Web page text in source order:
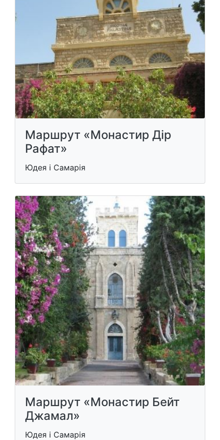
Маршрут «Монастир Дір
Рафат»
Юдея і Самарія
Маршрут «Монастир Бейт
Джамал»
Юдея і Самарія